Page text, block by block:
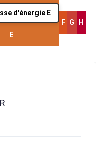
d'énergie E
E
F G H